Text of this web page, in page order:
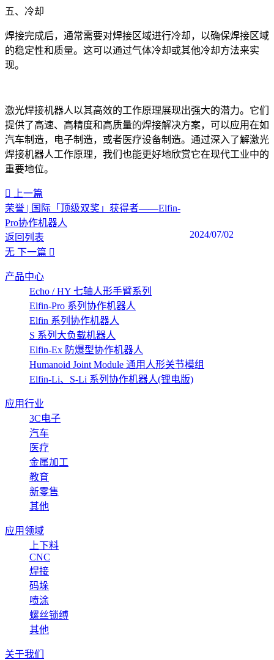
五、冷却
焊接完成后，通常需要对焊接区域进行冷却，以确保焊接区域
的稳定性和质量。这可以通过气体冷却或其他冷却方法来实
现。
激光焊接机器人以其高效的工作原理展现出强大的潜力。它们
提供了高速、高精度和高质量的焊接解决方案，可以应用在如
汽车制造，电子制造，或者医疗设备制造。通过深入了解激光
焊接机器人工作原理，我们也能更好地欣赏它在现代工业中的
重要地位。
上一篇
荣誉 | 国际「顶级双奖」获得者——Elfin-
Pro协作机器人
2024/07/02
返回列表
无 下一篇
产品中心
Echo / HY 七轴人形手臂系列
Elfin-Pro 系列协作机器人
Elfin 系列协作机器人
S 系列大负载机器人
Elfin-Ex 防爆型协作机器人
Humanoid Joint Module 通用人形关节模组
Elfin-Li、S-Li 系列协作机器人(锂电版)
应用行业
3C电子
汽车
医疗
金属加工
教育
新零售
其他
应用领域
上下料
CNC
焊接
码垛
喷涂
螺丝锁缚
其他
关于我们